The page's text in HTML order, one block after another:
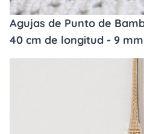
Agujas de Punto de
40 cm de longitud - 9